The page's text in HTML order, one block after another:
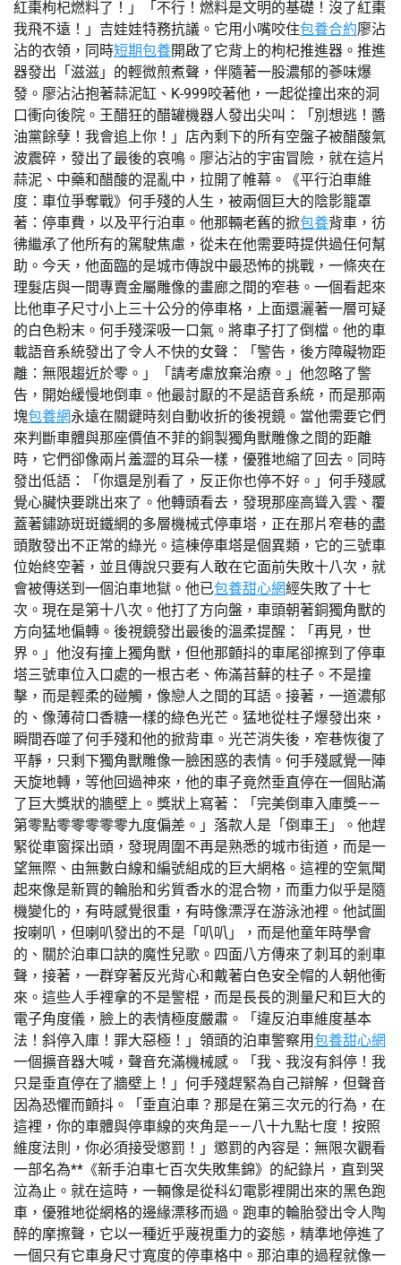
紅棗枸杞燃料了！」「不行！燃料是文明的基礎！沒了紅棗
我飛不遠！」吉娃娃特務抗議。它用小嘴咬住包養合約廖沾
沾的衣領，同時短期包養開啟了它背上的枸杞推進器。推進
器發出「滋滋」的輕微煎煮聲，伴隨著一股濃郁的蔘味爆
發。廖沾沾抱著蒜泥缸、K-999咬著他，一起從撞出來的洞
口衝向後院。王醋狂的醋罐機器人發出尖叫：「別想逃！醬
油黨餘孽！我會追上你！」店內剩下的所有空盤子被醋酸氣
波震碎，發出了最後的哀鳴。廖沾沾的宇宙冒險，就在這片
蒜泥、中藥和醋酸的混亂中，拉開了帷幕。《平行泊車維
度：車位爭奪戰》何手殘的人生，被兩個巨大的陰影籠罩
著：停車費，以及平行泊車。他那輛老舊的掀包養背車，彷
彿繼承了他所有的駕駛焦慮，從未在他需要時提供過任何幫
助。今天，他面臨的是城市傳說中最恐怖的挑戰，一條夾在
理髮店與一間專賣金屬雕像的畫廊之間的窄巷。一個看起來
比他車子尺寸小上三十公分的停車格，上面還灑著一層可疑
的白色粉末。何手殘深吸一口氣。將車子打了倒檔。他的車
載語音系統發出了令人不快的女聲：「警告，後方障礙物距
離：無限趨近於零。」「請考慮放棄治療。」他忽略了警
告，開始緩慢地倒車。他最討厭的不是語音系統，而是那兩
塊包養網永遠在關鍵時刻自動收折的後視鏡。當他需要它們
來判斷車體與那座價值不菲的銅製獨角獸雕像之間的距離
時，它們卻像兩片羞澀的耳朵一樣，優雅地縮了回去。同時
發出低語：「你還是別看了，反正你也停不好。」何手殘感
覺心臟快要跳出來了。他轉頭看去，發現那座高聳入雲、覆
蓋著鏽跡斑斑鐵網的多層機械式停車塔，正在那片窄巷的盡
頭散發出不正常的綠光。這棟停車塔是個異類，它的三號車
位始終空著，並且傳說只要有人敢在它面前失敗十八次，就
會被傳送到一個泊車地獄。他已包養甜心網經失敗了十七
次。現在是第十八次。他打了方向盤，車頭朝著銅獨角獸的
方向猛地偏轉。後視鏡發出最後的溫柔提醒：「再見，世
界。」他沒有撞上獨角獸，但他那顫抖的車尾卻擦到了停車
塔三號車位入口處的一根古老、佈滿苔蘚的柱子。不是撞
擊，而是輕柔的碰觸，像戀人之間的耳語。接著，一道濃郁
的、像薄荷口香糖一樣的綠色光芒。猛地從柱子爆發出來，
瞬間吞噬了何手殘和他的掀背車。光芒消失後，窄巷恢復了
平靜，只剩下獨角獸雕像一臉困惑的表情。何手殘感覺一陣
天旋地轉，等他回過神來，他的車子竟然垂直停在一個貼滿
了巨大獎狀的牆壁上。獎狀上寫著：「完美倒車入庫獎——
第零點零零零零零九度偏差。」落款人是「倒車王」。他趕
緊從車窗探出頭，發現周圍不再是熟悉的城市街道，而是一
望無際、由無數白線和編號組成的巨大網格。這裡的空氣聞
起來像是新買的輪胎和劣質香水的混合物，而重力似乎是隨
機變化的，有時感覺很重，有時像漂浮在游泳池裡。他試圖
按喇叭，但喇叭發出的不是「叭叭」，而是他童年時學會
的、關於泊車口訣的魔性兒歌。四面八方傳來了刺耳的剎車
聲，接著，一群穿著反光背心和戴著白色安全帽的人朝他衝
來。這些人手裡拿的不是警棍，而是長長的測量尺和巨大的
電子角度儀，臉上的表情極度嚴肅。「違反泊車維度基本
法！斜停入庫！罪大惡極！」領頭的泊車警察用包養甜心網
一個擴音器大喊，聲音充滿機械感。「我、我沒有斜停！我
只是垂直停在了牆壁上！」何手殘趕緊為自己辯解，但聲音
因為恐懼而顫抖。「垂直泊車？那是在第三次元的行為，在
這裡，你的車體與停車線的夾角是——八十九點七度！按照
維度法則，你必須接受懲罰！」懲罰的內容是：無限次觀看
一部名為**《新手泊車七百次失敗集錦》的紀錄片，直到哭
泣為止。就在這時，一輛像是從科幻電影裡開出來的黑色跑
車，優雅地從網格的邊緣漂移而過。跑車的輪胎發出令人陶
醉的摩擦聲，它以一種近乎蔑視重力的姿態，精準地停進了
一個只有它車身尺寸寬度的停車格中。那泊車的過程就像一